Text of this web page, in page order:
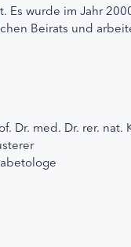
wurde im Jahr
Beirats und
Dr. med. Dr. rer. nat.